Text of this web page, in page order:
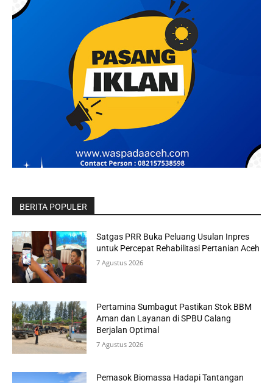
BERITA POPULER
Satgas PRR Buka Peluang Usulan Inpres
untuk Percepat Rehabilitasi Pertanian Aceh
7 Agustus 2026
Pertamina Sumbagut Pastikan Stok BBM
Aman dan Layanan di SPBU Calang
Berjalan Optimal
7 Agustus 2026
Pemasok Biomassa Hadapi Tantangan